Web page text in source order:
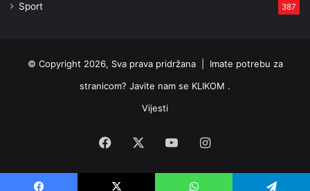
Sport 387
© Copyright 2026, Sva prava pridržana | Imate potrebu za
stranicom? Javite nam se KLIKOM .
Vijesti
Facebook YouTubeInstagram